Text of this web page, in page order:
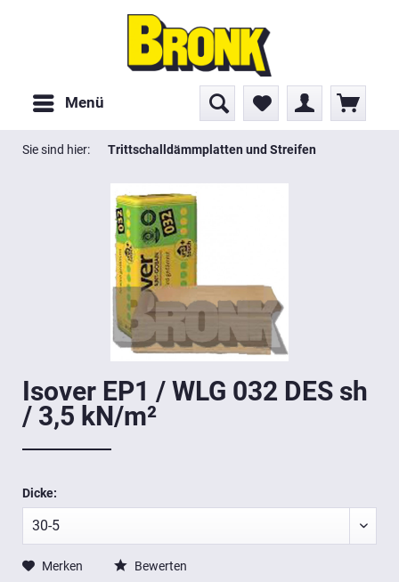
Menü
Sie sind hier: Trittschalldämmplatten und Streifen
Isover EP1 / WLG 032 DES sh
/ 3,5 kN/m²
Dicke:
Merken Bewerten